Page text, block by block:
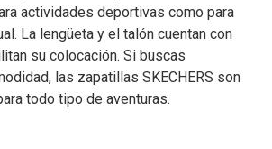
actividades deportivas como para
La lengüeta y el talón cuentan con
su colocación. Si buscas
las zapatillas SKECHERS son
todo tipo de aventuras.